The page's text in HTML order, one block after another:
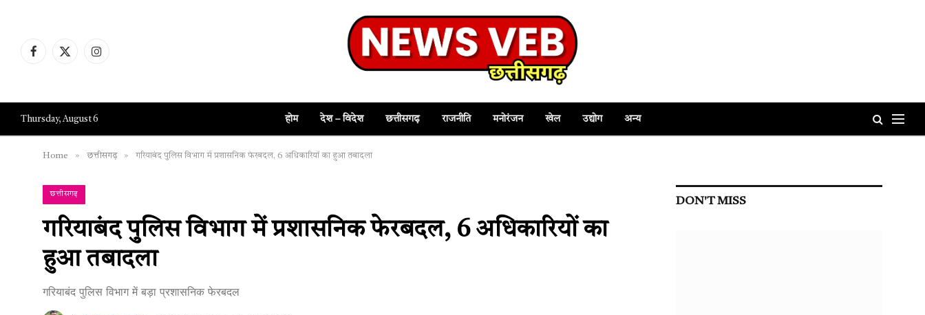
Facebook
X
Instagram
Thursday, August 6 होम देश – विदेश छत्तीसगढ़ राजनीति मनोरंजन खेल उद्योग अन्य
Home » छत्तीसगढ़ » गरियाबंद पुलिस विभाग में प्रशासनिक फेरबदल, 6 अधिकारियों का हुआ तबादला
छत्तीसगढ़
गरियाबंद पुलिस विभाग में प्रशासनिक फेरबदल, 6 अधिकारियों का
हुआ तबादला
गरियाबंद पुलिस विभाग में बड़ा प्रशासनिक फेरबदल
DON'T MISS